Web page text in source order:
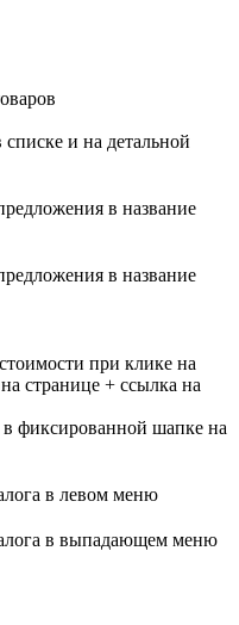
и на детальной
в название
в название
при клике на
странице + ссылка на
фиксированной шапке на
в левом меню
в выпадающем меню